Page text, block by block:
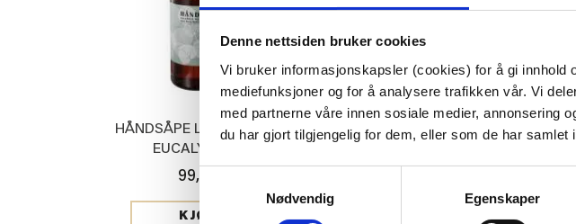
Denne nettsiden bruker cookies
Vi bruker informasjonskapsler (cookies) for å gi innhold
mediefunksjoner og for å analysere trafikken vår. Vi
med partnerne våre innen sosiale medier, annonsering
du har gjort tilgjengelig for dem, eller som de har
Nødvendig
Egenskaper
HÅNDSÅPE LAVENDER &
EUCALYPTUS
99,90
KJØP
JERSEYLAKEN 90X200 CM